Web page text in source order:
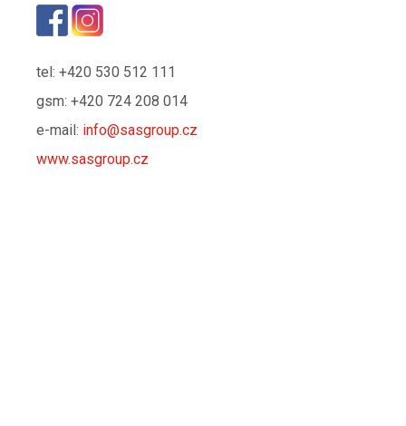
tel: +420 530 512 111
gsm: +420 724 208 014
e-mail: info@sasgroup.cz
www.sasgroup.cz